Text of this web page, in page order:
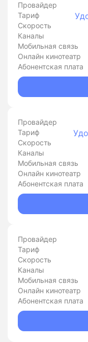
Провайдер
Тариф
Скорость
Каналы
Мобильная связь
Онлайн кинотеатр
Абонентская плата
Провайдер
Тариф
Скорость
Каналы
Мобильная связь
Онлайн кинотеатр
Абонентская плата
Провайдер
Тариф
Скорость
Каналы
Мобильная связь
Онлайн кинотеатр
Абонентская плата